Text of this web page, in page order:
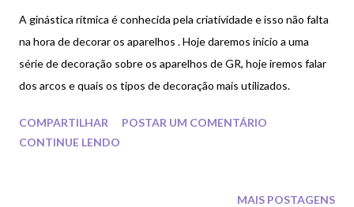
A ginástica rítmica é conhecida pela criatividade e isso não falta
na hora de decorar os aparelhos . Hoje daremos início a uma
série de decoração sobre os aparelhos de GR, hoje iremos falar
dos arcos e quais os tipos de decoração mais utilizados.
COMPARTILHAR
POSTAR UM COMENTÁRIO
CONTINUE LENDO
MAIS POSTAGENS